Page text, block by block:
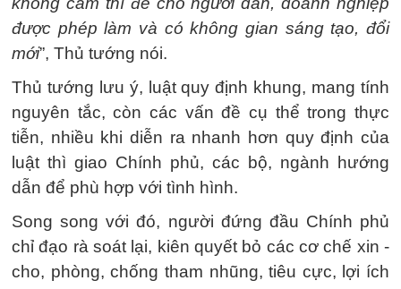
được phép làm và có không gian sáng tạo, đổi
mới”, Thủ tướng nói.
Thủ tướng lưu ý, luật quy định khung, mang tính
nguyên tắc, còn các vấn đề cụ thể trong thực
tiễn, nhiều khi diễn ra nhanh hơn quy định của
luật thì giao Chính phủ, các bộ, ngành hướng
dẫn để phù hợp với tình hình.
Song song với đó, người đứng đầu Chính phủ
chỉ đạo rà soát lại, kiên quyết bỏ các cơ chế xin -
cho, phòng, chống tham nhũng, tiêu cực, lợi ích